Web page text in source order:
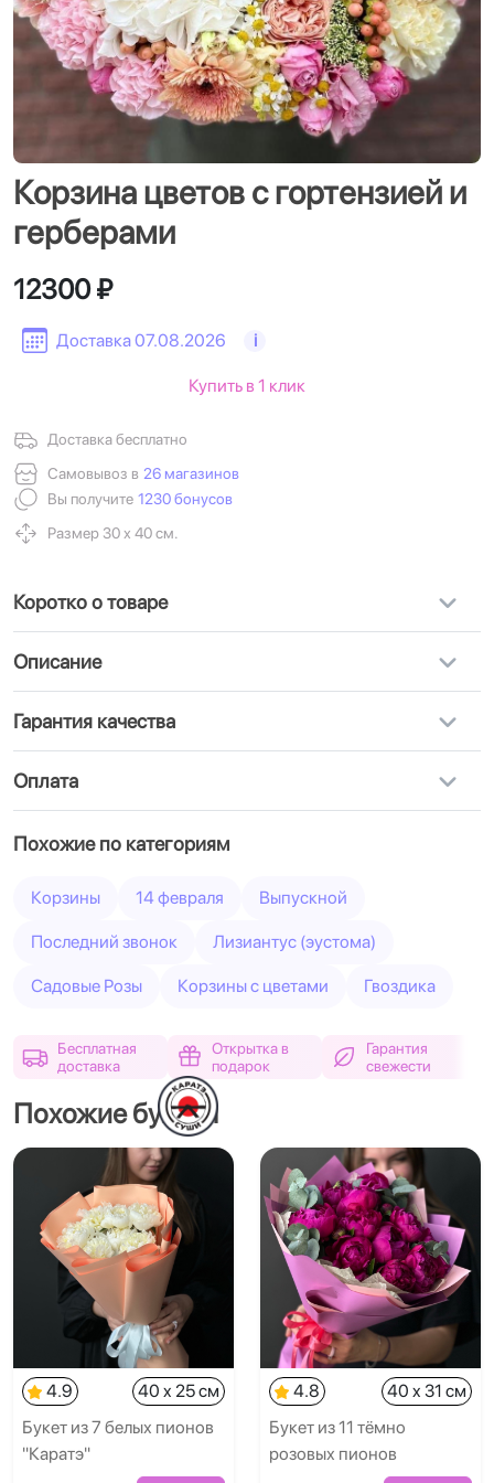
Корзина цветов с гортензией и
герберами
Доставка 07.08.2026 i
12300 ₽
Доставка бесплатно
Самовывоз в 26 магазинов
Вы получите 1230 бонусов
Размер 30 х 40 см.
Купить в 1 клик
Коротко о товаре
Описание
Гарантия качества
Оплата
Похожие по категориям
Корзины 14 февраля Выпускной
Последний звонок Лизиантус (эустома)
Садовые Розы Корзины с цветами Гвоздика
Бесплатная
доставка
Открытка в
подарок
Гарантия
свежести
Похожие букеты
4.9
40 x 25 см
Букет из 7 белых пионов
"Каратэ"
4.8
40 x 31 см
Букет из 11 тёмно
розовых пионов